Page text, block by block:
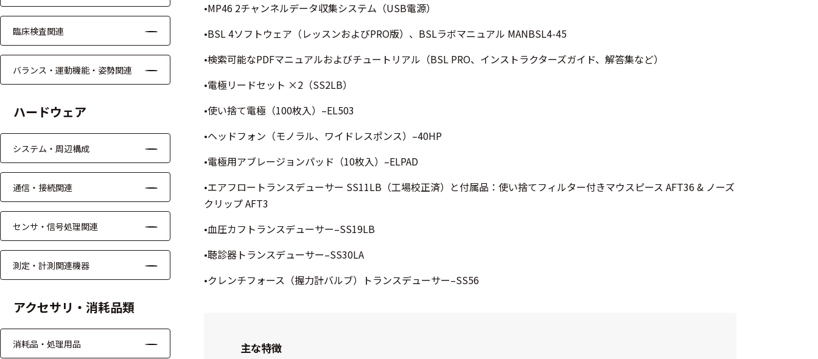
選
し
件
を
リ
ア
る
698
製
を
表
る
臨床検査関連
バランス・運動機能・姿勢関連
ハードウェア
システム・周辺構成
通信・接続関連
センサ・信号処理関連
測定・計測関連機器
アクセサリ・消耗品類
消耗品・処理用品
•MP46 2チャンネルデータ収集システム（USB電源）
•BSL 4ソフトウェア（レッスンおよびPRO版）、BSLラボマニュアル MANBSL4-45
•検索可能なPDFマニュアルおよびチュートリアル（BSL PRO、インストラクターズガイド、解答集など）
•電極リードセット ×2（SS2LB）
•使い捨て電極（100枚入）–EL503
•ヘッドフォン（モノラル、ワイドレスポンス）–40HP
•電極用アブレージョンパッド（10枚入）–ELPAD
•エアフロートランスデューサー SS11LB（工場校正済）と付属品：使い捨てフィルター付きマウスピース AFT36 & ノーズ
クリップ AFT3
•血圧カフトランスデューサー–SS19LB
•聴診器トランスデューサー–SS30LA
•クレンチフォース（握力計バルブ）トランスデューサー–SS56
主な特徴